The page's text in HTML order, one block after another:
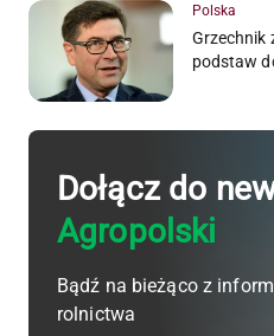
Polska
Grzechnik
podstaw
Dołącz do
Agropolski
Bądź na bieżąco z
rolnictwa